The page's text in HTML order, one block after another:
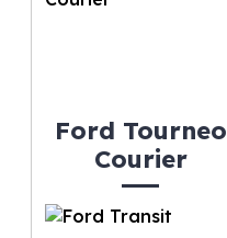
Ford Tourneo
Courier